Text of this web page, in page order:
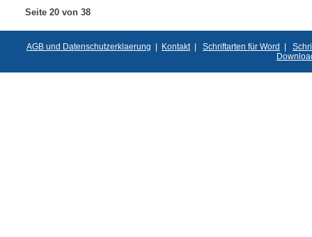
Seite 20 von 38
AGB und Datenschutzerklaerung | Kontakt| Schriftarten für Word |